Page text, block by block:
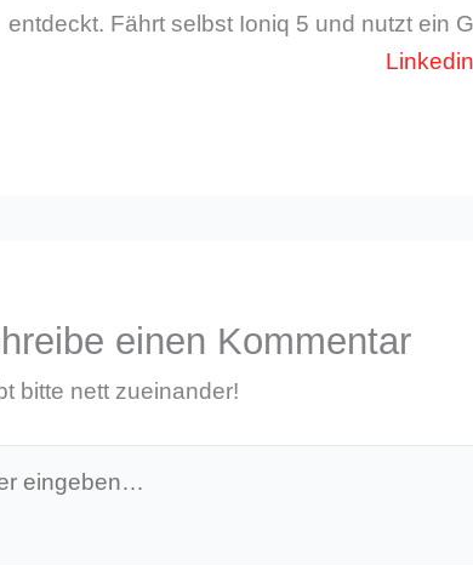
entdeckt. Fährt selbst Ioniq 5 und nutzt ein
Linkedin
einen Kommentar
bitte nett zueinander!